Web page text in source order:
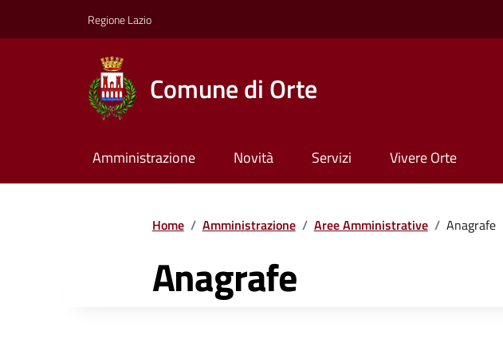
Regione Lazio
Comune di Orte
Amministrazione Novità Servizi Vivere Orte
Home / Amministrazione / Aree Amministrative / Anagrafe
Anagrafe